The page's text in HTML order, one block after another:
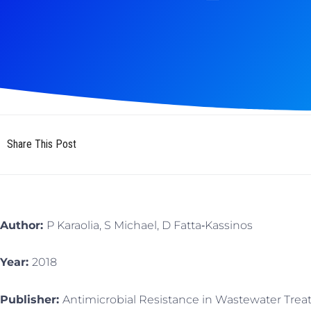
Share This Post
Author: P Karaolia, S Michael, D Fatta‐Kassinos
Year: 2018
Publisher: Antimicrobial Resistance in Wastewater